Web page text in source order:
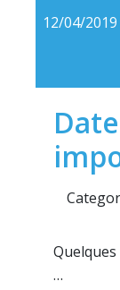
12/04/2019
…